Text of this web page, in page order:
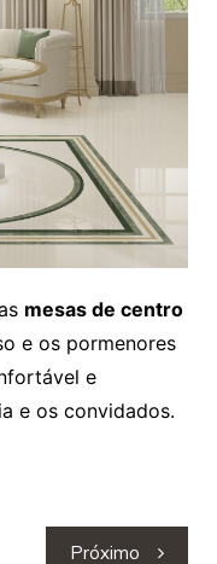
mesas de centro
e os pormenores
e
e os convidados.
Próximo